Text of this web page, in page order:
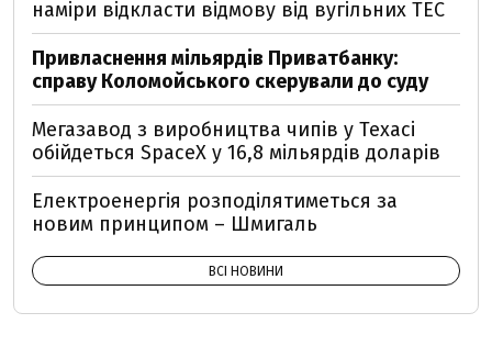
наміри відкласти відмову від вугільних ТЕС
Привласнення мільярдів Приватбанку:
справу Коломойського скерували до суду
Мегазавод з виробництва чипів у Техасі
обійдеться SpaceX у 16,8 мільярдів доларів
Електроенергія розподілятиметься за
новим принципом – Шмигаль
ВСІ НОВИНИ